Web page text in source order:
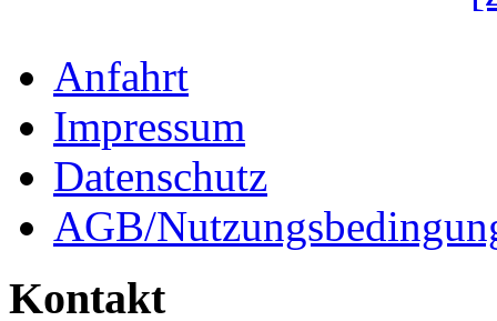
Anfahrt
Impressum
Datenschutz
AGB/
Kontakt